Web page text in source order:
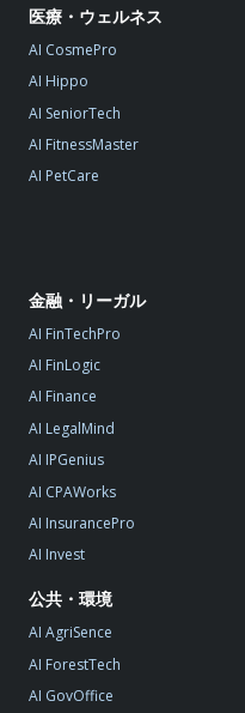
医療・ウェルネス
AI CosmePro
AI Hippo
AI SeniorTech
AI FitnessMaster
AI PetCare
金融・リーガル
AI FinTechPro
AI FinLogic
AI Finance
AI LegalMind
AI IPGenius
AI CPAWorks
AI InsurancePro
AI Invest
公共・環境
AI AgriSence
AI ForestTech
AI GovOffice